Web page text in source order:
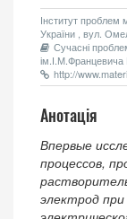
Інститут проблем
України , вул.
Сучасні
http://
Анотація
Впервые
процессов,
электрод